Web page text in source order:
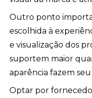
Outro ponto
escolhida à
e visualização dos
suportem maior
aparência fazem
Optar por